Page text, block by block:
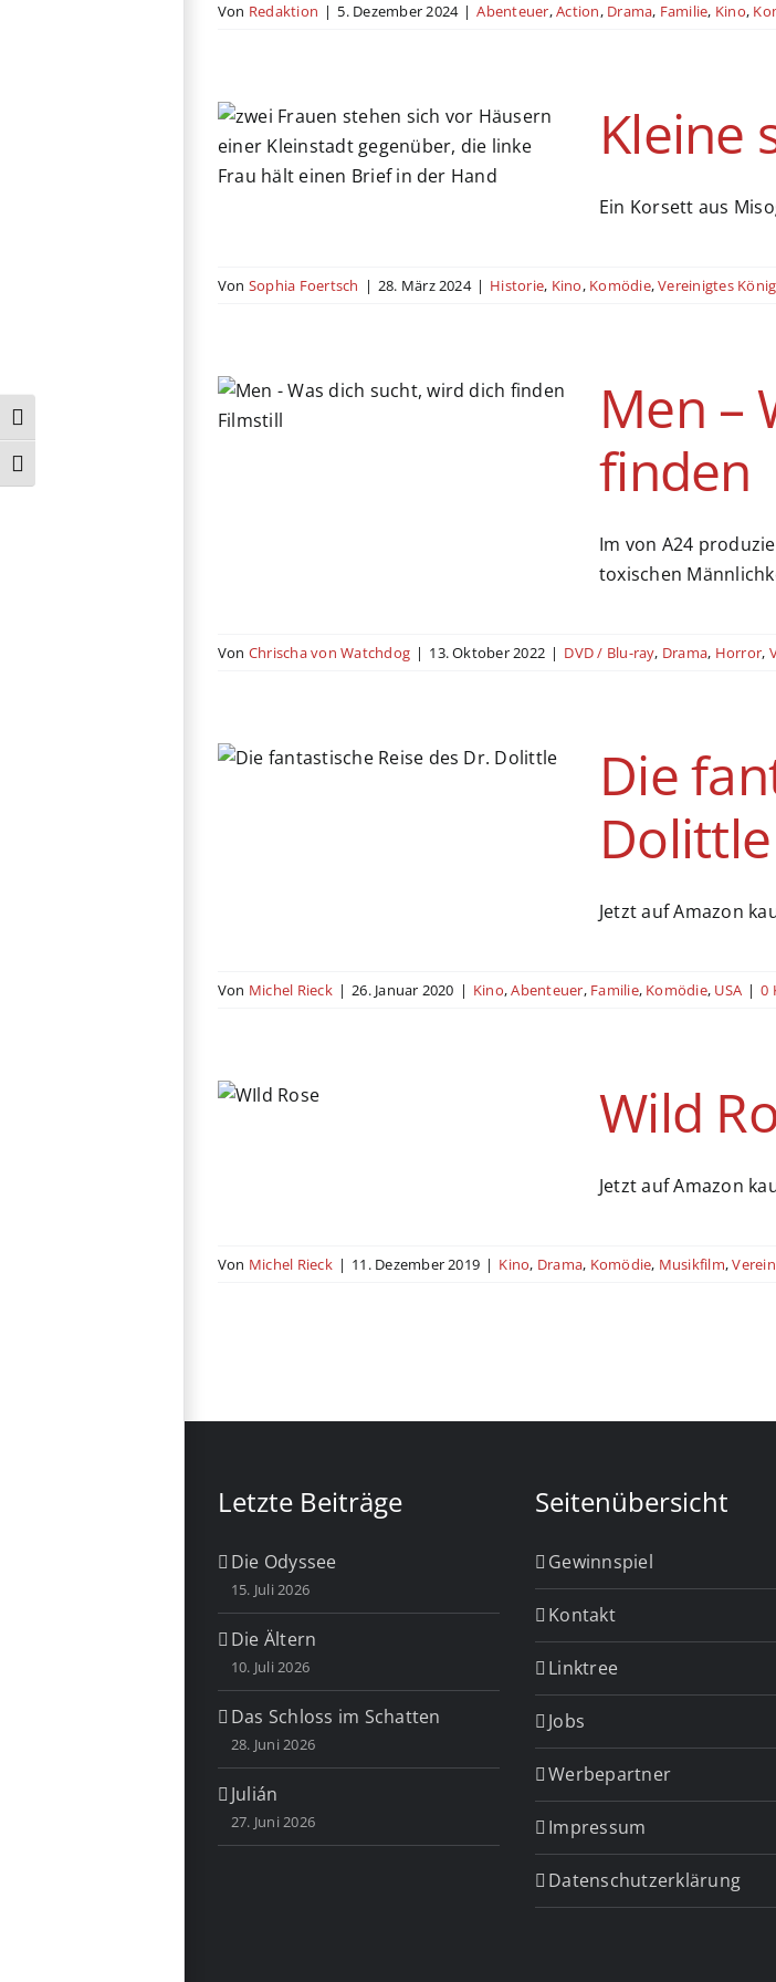
Umschalten auf hohe Kontraste
Schrift vergrößern
Von Redaktion | 5. Dezember 2024 | Abenteuer,Action, Drama, Familie, Kino,
Kleine
Ein Korsett aus
Von Sophia Foertsch | 28. März 2024 | Historie, Kino, Komödie,Vereinigtes
dich sucht, wird
finden
Königreich
Men –
finden
Im von A24
toxischen
Von Chrischa von Watchdog | 13. Oktober 2022 | DVD / Blu-ray, Drama, Horror,
Die
Dolittle
Jetzt auf Amazon
Von Michel Rieck | 26. Januar 2020 | Kino,Abenteuer, Familie, Komödie, USA | 0
Wild
Jetzt auf Amazon
Von Michel Rieck | 11. Dezember 2019 | Kino, Drama, Komödie, Musikfilm,
Letzte Beiträge
Die Odyssee
15. Juli 2026
Die Ältern
10. Juli 2026
Das Schloss im Schatten
28. Juni 2026
Julián
27. Juni 2026
Seitenübersicht
Gewinnspiel
Kontakt
Linktree
Jobs
Werbepartner
Impressum
Datenschutzerklärung